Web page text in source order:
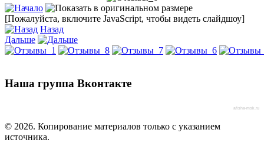
[Пожалуйста, включите JavaScript, чтобы видеть слайдшоу]
Назад
Дальше
Наша группа Вконтакте
afisha-msk.ru
© 2026. Копирование материалов только с указанием
источника.